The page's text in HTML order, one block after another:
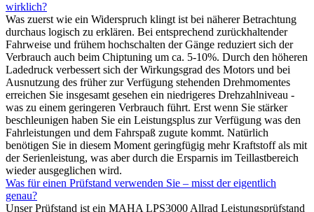
wirklich?
Was zuerst wie ein Widerspruch klingt ist bei näherer Betrachtung
durchaus logisch zu erklären. Bei entsprechend zurückhaltender
Fahrweise und frühem hochschalten der Gänge reduziert sich der
Verbrauch auch beim Chiptuning um ca. 5-10%. Durch den höheren
Ladedruck verbessert sich der Wirkungsgrad des Motors und bei
Ausnutzung des früher zur Verfügung stehenden Drehmomentes
erreichen Sie insgesamt gesehen ein niedrigeres Drehzahlniveau -
was zu einem geringeren Verbrauch führt. Erst wenn Sie stärker
beschleunigen haben Sie ein Leistungsplus zur Verfügung was den
Fahrleistungen und dem Fahrspaß zugute kommt. Natürlich
benötigen Sie in diesem Moment geringfügig mehr Kraftstoff als mit
der Serienleistung, was aber durch die Ersparnis im Teillastbereich
wieder ausgeglichen wird.
Was für einen Prüfstand verwenden Sie – misst der eigentlich
genau?
Unser Prüfstand ist ein MAHA LPS3000 Allrad Leistungsprüfstand